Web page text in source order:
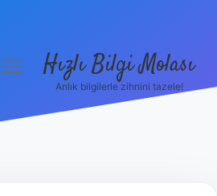
menüyüHızlı Bilgi Molası
Anlık bilgilerle zihnini tazele!